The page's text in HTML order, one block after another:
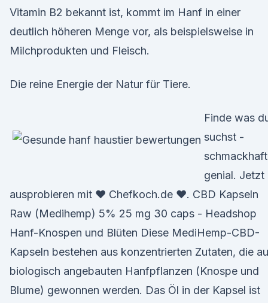
Vitamin B2 bekannt ist, kommt im Hanf in einer
deutlich höheren Menge vor, als beispielsweise in
Milchprodukten und Fleisch.
Die reine Energie der Natur für Tiere.
Finde was
suchst -
genial. Jetzt
ausprobieren mit ♥ Chefkoch.de ♥. CBD Kapseln
Raw (Medihemp) 5% 25 mg 30 caps - Headshop
Hanf-Knospen und Blüten Diese MediHemp-CBD-
Kapseln bestehen aus konzentrierten Zutaten, die
biologisch angebauten Hanfpflanzen (Knospe und
Blume) gewonnen werden. Das Öl in der Kapsel ist